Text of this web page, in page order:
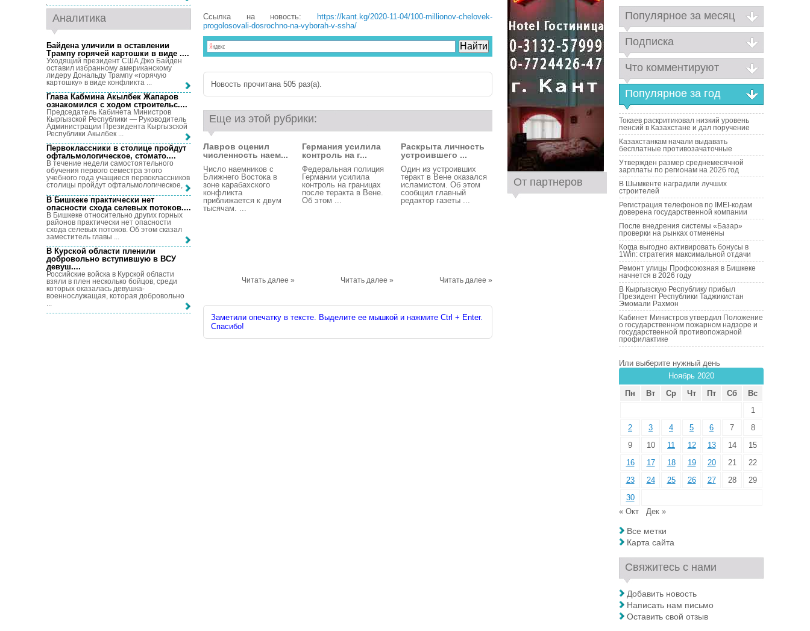
Ссылка на новость:
https://kant.kg/2020-11-04/100-millionov-chelovek-
progolosovali-dosrochno-na-vyborah-v-ssha/
Новость прочитана 505 раз(a).
Еще из этой рубрики:
Лавров оценил
численность наем...
Число наемников с
Ближнего Востока в
зоне карабахского
конфликта
приближается к двум
тысячам. ...
Читать далее »
Германия усилила
контроль на г...
Федеральная полиция
Германии усилила
контроль на границах
после теракта в Вене.
Об этом ...
Читать далее »
Раскрыта личность
устроившего ...
Один из устроивших
теракт в Вене оказался
исламистом. Об этом
сообщил главный
редактор газеты ...
Читать далее »
Заметили опечатку в тексте. Выделите ее мышкой и нажмите Ctrl + Enter.
Спасибо!
Аналитика
Байдена уличили в оставлении
Трампу горячей картошки в виде ....
Уходящий президент США Джо Байден
оставил избранному американскому
лидеру Дональду Трампу «горячую
картошку» в виде конфликта ...
Глава Кабмина Акылбек Жапаров
ознакомился с ходом строительс....
Председатель Кабинета Министров
Кыргызской Республики — Руководитель
Администрации Президента Кыргызской
Республики Акылбек ...
Первоклассники в столице пройдут
офтальмологическое, стомато....
В течение недели самостоятельного
обучения первого семестра этого
учебного года учащиеся первоклассников
столицы пройдут офтальмологическое, ...
В Бишкеке практически нет
опасности схода селевых потоков....
В Бишкеке относительно других горных
районов практически нет опасности
схода селевых потоков. Об этом сказал
заместитель главы ...
В Курской области пленили
добровольно вступившую в ВСУ
девуш....
Российские войска в Курской области
взяли в плен несколько бойцов, среди
которых оказалась девушка-
военнослужащая, которая добровольно
...
От партнеров
Популярное за месяц
Подписка
Что комментируют
Популярное за год
Токаев раскритиковал низкий уровень
пенсий в Казахстане и дал поручение
Казахстанкам начали выдавать
бесплатные противозачаточные
Утвержден размер среднемесячной
зарплаты по регионам на 2026 год
В Шымкенте наградили лучших
строителей
Регистрация телефонов по IMEI-кодам
доверена государственной компании
После внедрения системы «Базар»
проверки на рынках отменены
Когда выгодно активировать бонусы в
1Win: стратегия максимальной отдачи
Ремонт улицы Профсоюзная в Бишкеке
начнется в 2026 году
В Кыргызскую Республику прибыл
Президент Республики Таджикистан
Эмомали Рахмон
Кабинет Министров утвердил Положение
о государственном пожарном надзоре и
государственной противопожарной
профилактике
Или выберите нужный день
Ноябрь 2020
Пн
Вт Ср Чт Пт Сб
Вс
1
2
3 4 5 6 7
8
9
10 11 12 13 14
15
16
17 18 19 20 21
22
23
24 25 26 27 28
29
30
« Окт
Дек »
Все метки
Карта сайта
Свяжитесь с нами
Добавить новость
Написать нам письмо
Оставить свой отзыв